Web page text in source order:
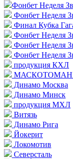
Фонбет Неделя
Фонбет Неделя
Финал Кубка
Фонбет Неделя
Фонбет Неделя
Фонбет Неделя
продукция КХЛ
Динамо Москва
Динамо Минск
продукция МХЛ
Витязь
Динамо Рига
Йокерит
Локомотив
Северсталь